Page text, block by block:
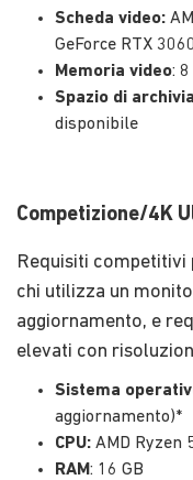
Scheda video:
GeForce RTX
Memoria video: 8
Spazio di
disponibile
Competizione/4K
Requisiti competitivi
chi utilizza un
aggiornamento, e
elevati con
Sistema
aggiornamento)*
CPU: AMD Ryzen
RAM: 16 GB